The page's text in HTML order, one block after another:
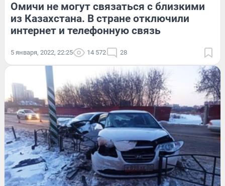
Омичи не могут связаться с близкими
из Казахстана. В стране отключили
интернет и телефонную связь
5 января, 2022, 22:25 14 572 28